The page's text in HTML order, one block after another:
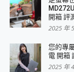
開箱 評
2025 年
您的專
電 開箱
2025 年